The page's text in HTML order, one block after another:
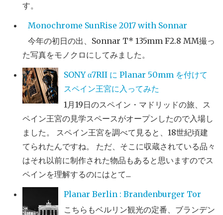
す。
Monochrome SunRise 2017 with Sonnar
今年の初日の出、Sonnar T* 135mm F2.8 MM撮っ
た写真をモノクロにしてみました。
SONY α7RII に Planar 50mm を付けて
スペイン王宮に入ってみた
1月19日のスペイン・マドリッドの旅、ス
ペイン王宮の見学スペースがオープンしたので入場し
ました。 スペイン王宮を調べて見ると、18世紀頃建
てられたんですね。 ただ、そこに収蔵されている品々
はそれ以前に制作された物品もあると思いますのでス
ペインを理解するのにはとて...
Planar Berlin : Brandenburger Tor
こちらもベルリン観光の定番、ブランデン